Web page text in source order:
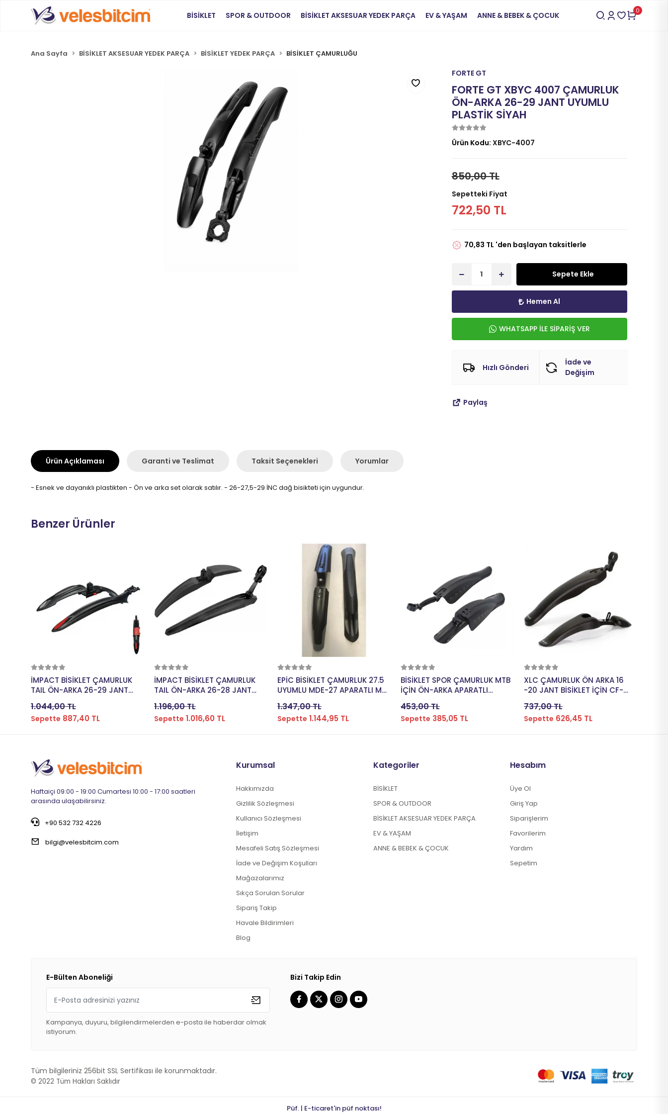
BİSİKLET SPOR & OUTDOOR BİSİKLET AKSESUAR YEDEK PARÇA EV & YAŞAM ANNE & BEBEK & ÇOCUK 0
Ana Sayfa BİSİKLET AKSESUAR YEDEK PARÇA BİSİKLET YEDEK PARÇA BİSİKLET ÇAMURLUĞU
FORTE GT
FORTE GT XBYC 4007 ÇAMURLUK
ÖN-ARKA 26-29 JANT UYUMLU
PLASTİK SİYAH
Ürün Kodu: XBYC-4007
850,00 TL
Sepetteki Fiyat
722,50 TL
70,83 TL 'den başlayan taksitlerle
Sepete Ekle
Hemen Al
WHATSAPP İLE SİPARİŞ VER
Hızlı Gönderi
İade ve
Değişim
Paylaş
Ürün Açıklaması Garanti ve Teslimat Taksit Seçenekleri Yorumlar
- Esnek ve dayanıklı plastikten - Ön ve arka set olarak satılır. - 26-27,5-29 İNC dağ bisikteti için uygundur.
Benzer Ürünler
İMPACT BİSİKLET ÇAMURLUK
TAIL ÖN-ARKA 26-29 JANT
116
1.044,00 TL
Sepette 887,40 TL
İMPACT BİSİKLET ÇAMURLUK
TAIL ÖN-ARKA 26-28 JANT
114
1.196,00 TL
Sepette 1.016,60 TL
EPİC BİSİKLET ÇAMURLUK 27.5
UYUMLU MDE-27 APARATLI MTB
1.347,00 TL
Sepette 1.144,95 TL
BİSİKLET SPOR ÇAMURLUK MTB
İÇİN ÖN-ARKA APARATLI
453,00 TL
Sepette 385,05 TL
XLC ÇAMURLUK ÖN ARKA 16
-20 JANT BİSİKLET İÇİN CF-
737,00 TL
Sepette 626,45 TL
Haftaiçi 09:00 - 19:00 Cumartesi 10:00 - 17:00 saatleri
arasında ulaşabilirsiniz.
+90 532 732 4226
bilgi@velesbitcim.com
Kurumsal
Hakkımızda
Gizlilik Sözleşmesi
Kullanıcı Sözleşmesi
İletişim
Mesafeli Satış Sözleşmesi
İade ve Değişim Koşulları
Mağazalarımız
Sıkça Sorulan Sorular
Sipariş Takip
Havale Bildirimleri
Blog
Kategoriler
BİSİKLET
SPOR & OUTDOOR
BİSİKLET AKSESUAR YEDEK PARÇA
EV & YAŞAM
ANNE & BEBEK & ÇOCUK
Hesabım
Üye Ol
Giriş Yap
Siparişlerim
Favorilerim
Yardım
Sepetim
E-Bülten Aboneliği
Kampanya, duyuru, bilgilendirmelerden e-posta ile haberdar olmak
istiyorum.
Bizi Takip Edin
Tüm bilgileriniz 256bit SSL Sertifikası ile korunmaktadır.
© 2022 Tüm Hakları Saklıdır
Püf. | E-ticaret'in püf noktası!